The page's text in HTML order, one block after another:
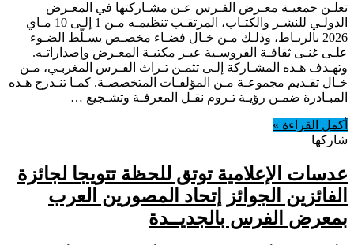
تعلـن جمعيـة معـرض الفـرس عـن مشـاركتها في المعـرض
الدولـي للنشـر والكتـاب، المرتقـب تنظيمـه مـن 1 إلـى 10 مـاي
2026 بالربـاط، وذلـك مـن خـال فضـاء مخصـص يسـلّط الضـوء
علـى غنـى ثقافـة الفروسـية عبـر مكتبـة المعـرض وإصداراتـه.
وتهـدف هـذه المشـاركة إلـى تثمـن تـراث الفـرس المغربـي، مـن
خـال تقـديم مجموعـة مـن المؤلفـات المتخصصـة. كمـا تنـدرج هـذه
المبـادرة ضمـن رؤيـة تـروم نقـل المعرفـة وتشـجيع …
أكمل القراءة »
شاركها
عدسات الإعلامية توتق للحظة تتويجا لجائزة
الفائزين الجوائز إتحاد المصورين العرب
بمعرض الفرس بالجديــدة